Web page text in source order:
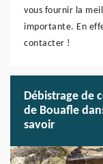
vous fournir la
importante. En
contacter !
Débistrage de
de Bouafle
savoir